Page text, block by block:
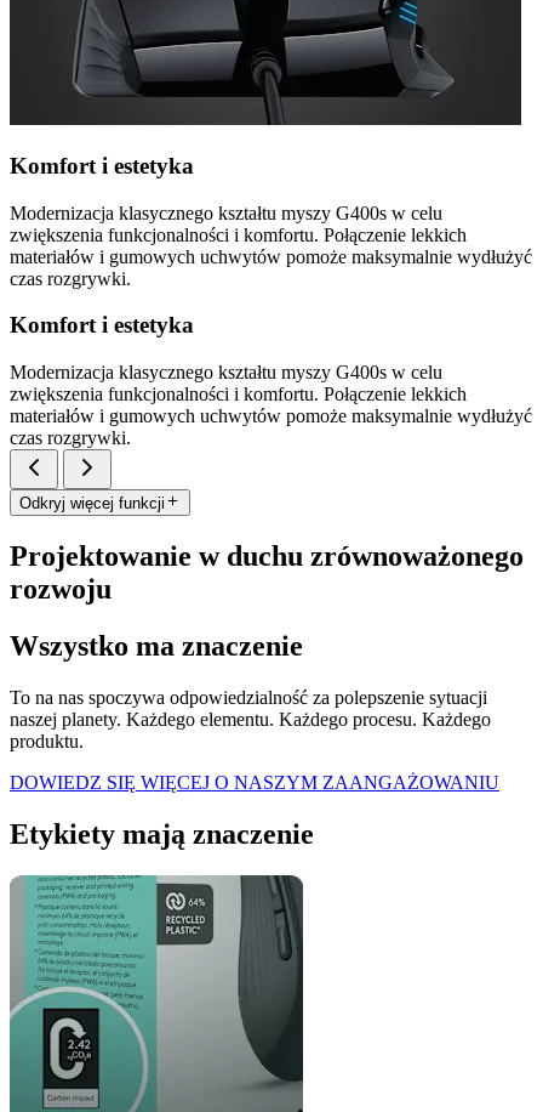
Komfort i estetyka
Modernizacja klasycznego kształtu myszy G400s w celu
zwiększenia funkcjonalności i komfortu. Połączenie lekkich
materiałów i gumowych uchwytów pomoże maksymalnie wydłużyć
czas rozgrywki.
Komfort i estetyka
Modernizacja klasycznego kształtu myszy G400s w celu
zwiększenia funkcjonalności i komfortu. Połączenie lekkich
materiałów i gumowych uchwytów pomoże maksymalnie wydłużyć
czas rozgrywki.
Odkryj więcej funkcji
Projektowanie w duchu zrównoważonego
rozwoju
Wszystko ma znaczenie
To na nas spoczywa odpowiedzialność za polepszenie sytuacji
naszej planety. Każdego elementu. Każdego procesu. Każdego
produktu.
DOWIEDZ SIĘ WIĘCEJ O NASZYM ZAANGAŻOWANIU
Etykiety mają znaczenie